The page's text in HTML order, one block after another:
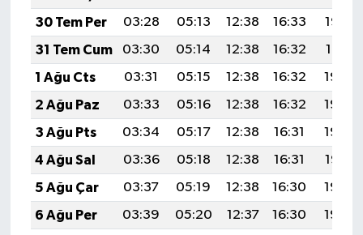
30 Tem Per
03:28 05:13 12:38 16:33
19:53
31 Tem Cum
03:30 05:14 12:38 16:32
19:51
1 Ağu Cts
03:31 05:15 12:38 16:32
19:50
2 Ağu Paz
03:33 05:16 12:38 16:32
19:49
3 Ağu Pts
03:34 05:17 12:38 16:31
19:48
4 Ağu Sal
03:36 05:18 12:38 16:31
19:47
5 Ağu Çar
03:37 05:19 12:38 16:30
19:46
6 Ağu Per
03:39 05:20 12:37 16:30
19:45
Ulusal
Yaşam